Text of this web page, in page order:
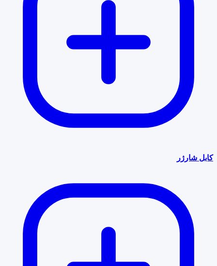
کابل شارژر